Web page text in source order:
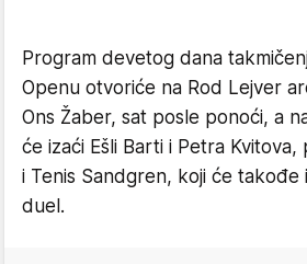
Program devetog dana
Openu otvoriće na Rod Lejver
Ons Žaber, sat posle ponoći, a
će izaći Ešli Barti i Petra
i Tenis Sandgren, koji će
duel.